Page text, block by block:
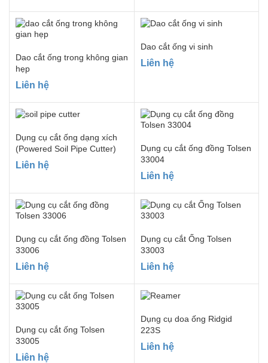
Dao cắt ống trong không gian
hẹp
Liên hệ
Dao cắt ống vi sinh
Liên hệ
Dụng cụ cắt ống dạng xích
(Powered Soil Pipe Cutter)
Liên hệ
Dụng cụ cắt ống đồng Tolsen
33004
Liên hệ
Dụng cụ cắt ống đồng Tolsen
33006
Liên hệ
Dụng cụ cắt Ống Tolsen
33003
Liên hệ
Dụng cụ cắt ống Tolsen
33005
Liên hệ
Dụng cụ doa ống Ridgid
223S
Liên hệ